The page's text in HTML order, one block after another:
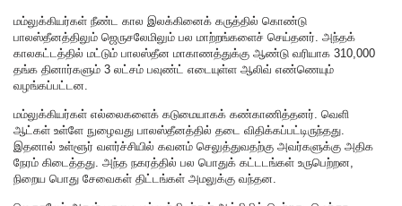
மம்லுக்கியர்கள் நீண்ட கால இலக்கினைக் கருத்தில் கொண்டு
பாலஸ்தீனத்திலும் ஜெருசலேமிலும் பல மாற்றங்களைச் செய்தனர். அந்தக்
காலகட்டத்தில் மட்டும் பாலஸ்தீன மாகாணத்துக்கு ஆண்டு வரியாக 310,000
தங்க தினார்களும் 3 லட்சம் பவுண்ட் எடையுள்ள ஆலிவ் எண்ணெயும்
வழங்கப்பட்டன.
மம்லுக்கியர்கள் எல்லைகளைக் கடுமையாகக் கண்காணித்தனர். வெளி
ஆட்கள் உள்ளே நுழைவது பாலஸ்தீனத்தில் தடை விதிக்கப்பட்டிருந்தது.
இதனால் உள்ளூர் வளர்ச்சியில் கவனம் செலுத்துவதற்கு அவர்களுக்கு அதிக
நேரம் கிடைத்தது. அந்த நகரத்தில் பல பொதுக் கட்டடங்கள் உருபெற்றன,
நிறைய பொது சேவைகள் திட்டங்கள் அமலுக்கு வந்தன.